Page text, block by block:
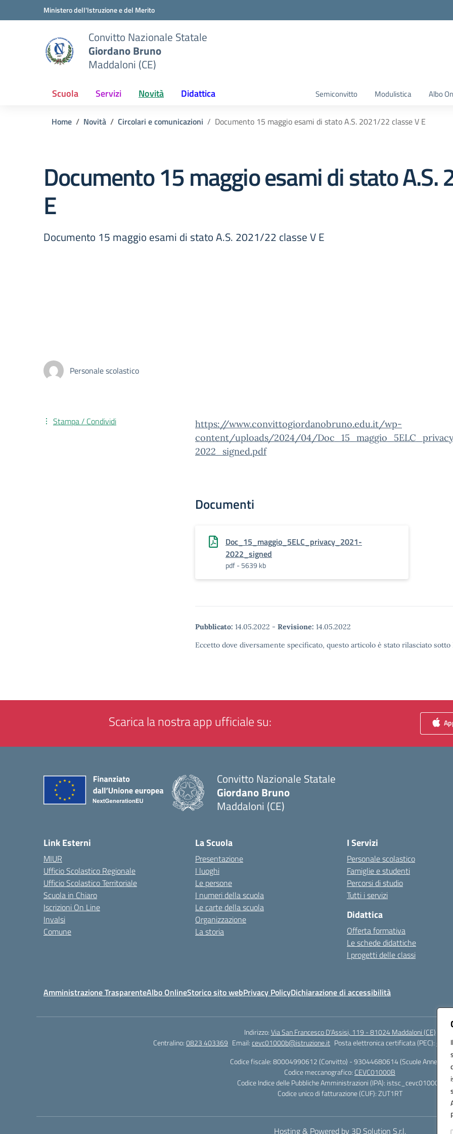
Vai ai contenuti
Vai al menu di navigazioneMinistero dell'Istruzione e del Merito
Convitto Nazionale Statale
Giordano Bruno
Maddaloni (CE)
Scuola Servizi Novità Didattica Semiconvitto Modulistica Albo
Home Novità Circolari e comunicazioni Documento 15 maggio esami di stato A.S. 2021/22 classe V E
Documento 15 maggio esami di stato A.S.
E
Documento 15 maggio esami di stato A.S. 2021/22 classe V E
Personale scolastico
https://www.convittogiordanobruno.edu.it/wp-
content/uploads/2024/04/
2022_signed.pdf
Documenti
Doc_15_maggio_5ELC_privacy_2021-
2022_signed
pdf - 5639 kb
Pubblicato: 14.05.2022 - Revisione: 14.05.2022
Eccetto dove diversamente specificato, questo articolo è stato rilasciato
Stampa / Condividi
Scarica la nostra app ufficiale su:
Convitto Nazionale Statale
Giordano Bruno
Maddaloni (CE)
Link Esterni
MIUR
Ufficio Scolastico Regionale
Ufficio Scolastico Territoriale
Scuola in Chiaro
Iscrizioni On Line
Invalsi
Comune
La Scuola
Presentazione
I luoghi
Le persone
I numeri della scuola
Le carte della scuola
Organizzazione
La storia
I Servizi
Personale scolastico
Famiglie e studenti
Percorsi di studio
Tutti i servizi
Didattica
Offerta formativa
Le schede didattiche
I progetti delle classi
Amministrazione TrasparenteAlbo OnlineStorico sito webPrivacy PolicyDichiarazione di accessibilità
Indirizzo:Via San Francesco D'Assisi, 119 - 81024 Maddaloni (CE)
Centralino:0823 403369 Email:cevc01000b@istruzione.it Posta elettronica certificata (PEC):
Codice fiscale: 80004990612 (Convitto) - 93044680614 (Scuole Annesse)
Codice meccanografico: CEVC01000B
Codice Indice delle Pubbliche Amministrazioni (IPA): istsc_cevc01000b
Codice unico di fatturazione (CUF): ZUT1RT
Hosting & Powered by 3D Solution S.r.l.